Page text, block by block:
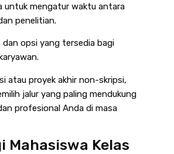
untuk mengatur waktu antara
penelitian.
dan opsi yang tersedia bagi
atau proyek akhir non-skripsi,
jalur yang paling mendukung
profesional Anda di masa
Mahasiswa Kelas